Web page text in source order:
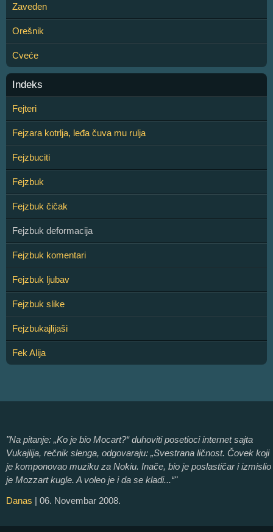
Zaveden
Orešnik
Cveće
Indeks
Fejteri
Fejzara kotrlja, leđa čuva mu rulja
Fejzbuciti
Fejzbuk
Fejzbuk čičak
Fejzbuk deformacija
Fejzbuk komentari
Fejzbuk ljubav
Fejzbuk slike
Fejzbukajlijaši
Fek Alija
"Na pitanje: „Ko je bio Mocart?“ duhoviti posetioci internet sajta
Vukajlija, rečnik slenga, odgovaraju: „Svestrana ličnost. Čovek koji
je komponovao muziku za Nokiu. Inače, bio je poslastičar i izmislio
je Mozzart kugle. A voleo je i da se kladi...“"
Danas | 06. Novembar 2008.